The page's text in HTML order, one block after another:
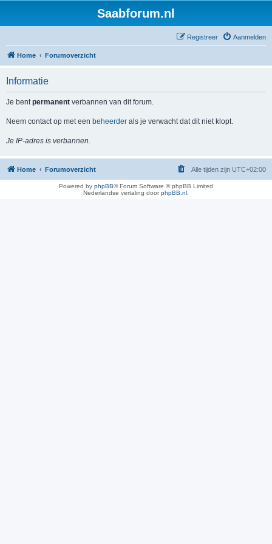
Saabforum.nl
Aanmelden
Registreer
Home Forumoverzicht
Informatie
Je bentpermanent verbannen van dit forum.
Neem contact op met een beheerder als je verwacht dat dit niet klopt.
Je IP-adres is verbannen.
Home Forumoverzicht Alle tijden zijn UTC+02:00
Powered by phpBB® Forum Software © phpBB Limited
Nederlandse vertaling doorphpBB.nl